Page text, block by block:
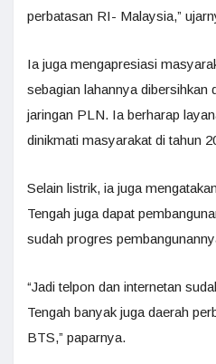
perbatasan RI- Malaysia,”
Ia juga mengapresiasi
sebagian lahannya dibersihkan
jaringan PLN. Ia berharap
dinikmati masyarakat di tahun
Selain listrik, ia juga
Tengah juga dapat
sudah progres
“Jadi telpon dan internetan
Tengah banyak juga daerah
BTS,” paparnya.